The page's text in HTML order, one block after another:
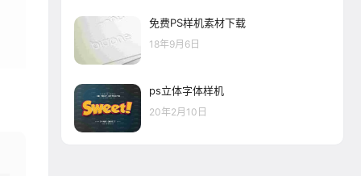
免费PS样机素材下载
18年9月6日
ps立体字体样机
20年2月10日